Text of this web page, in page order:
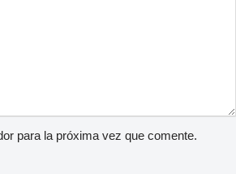
para la próxima vez que comente.